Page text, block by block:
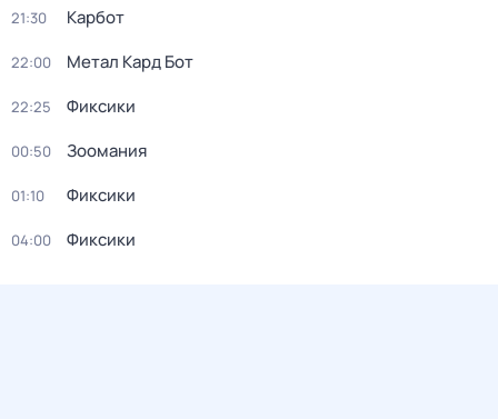
21:30 Карбот
22:00 Метал Кард Бот
22:25 Фиксики
00:50 Зоомания
01:10 Фиксики
04:00 Фиксики